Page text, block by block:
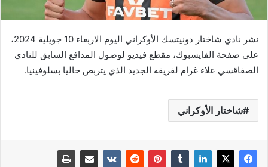
نشر نادي شاختار دونيتسك الأوكراني اليوم الاربعاء 10 جويلية 2024،
على صفحة الفايسبوك، مقطع فيديو لوصول المدافع السابق للنادي
الصفاقسي علاء غرام لفريقه الجديد الذي يتربص حاليا بسلوفينيا.
شاختار الأوكراني